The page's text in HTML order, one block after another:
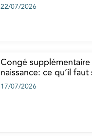
22/07/2026
Congé
naissance: ce qu’il faut
17/07/2026